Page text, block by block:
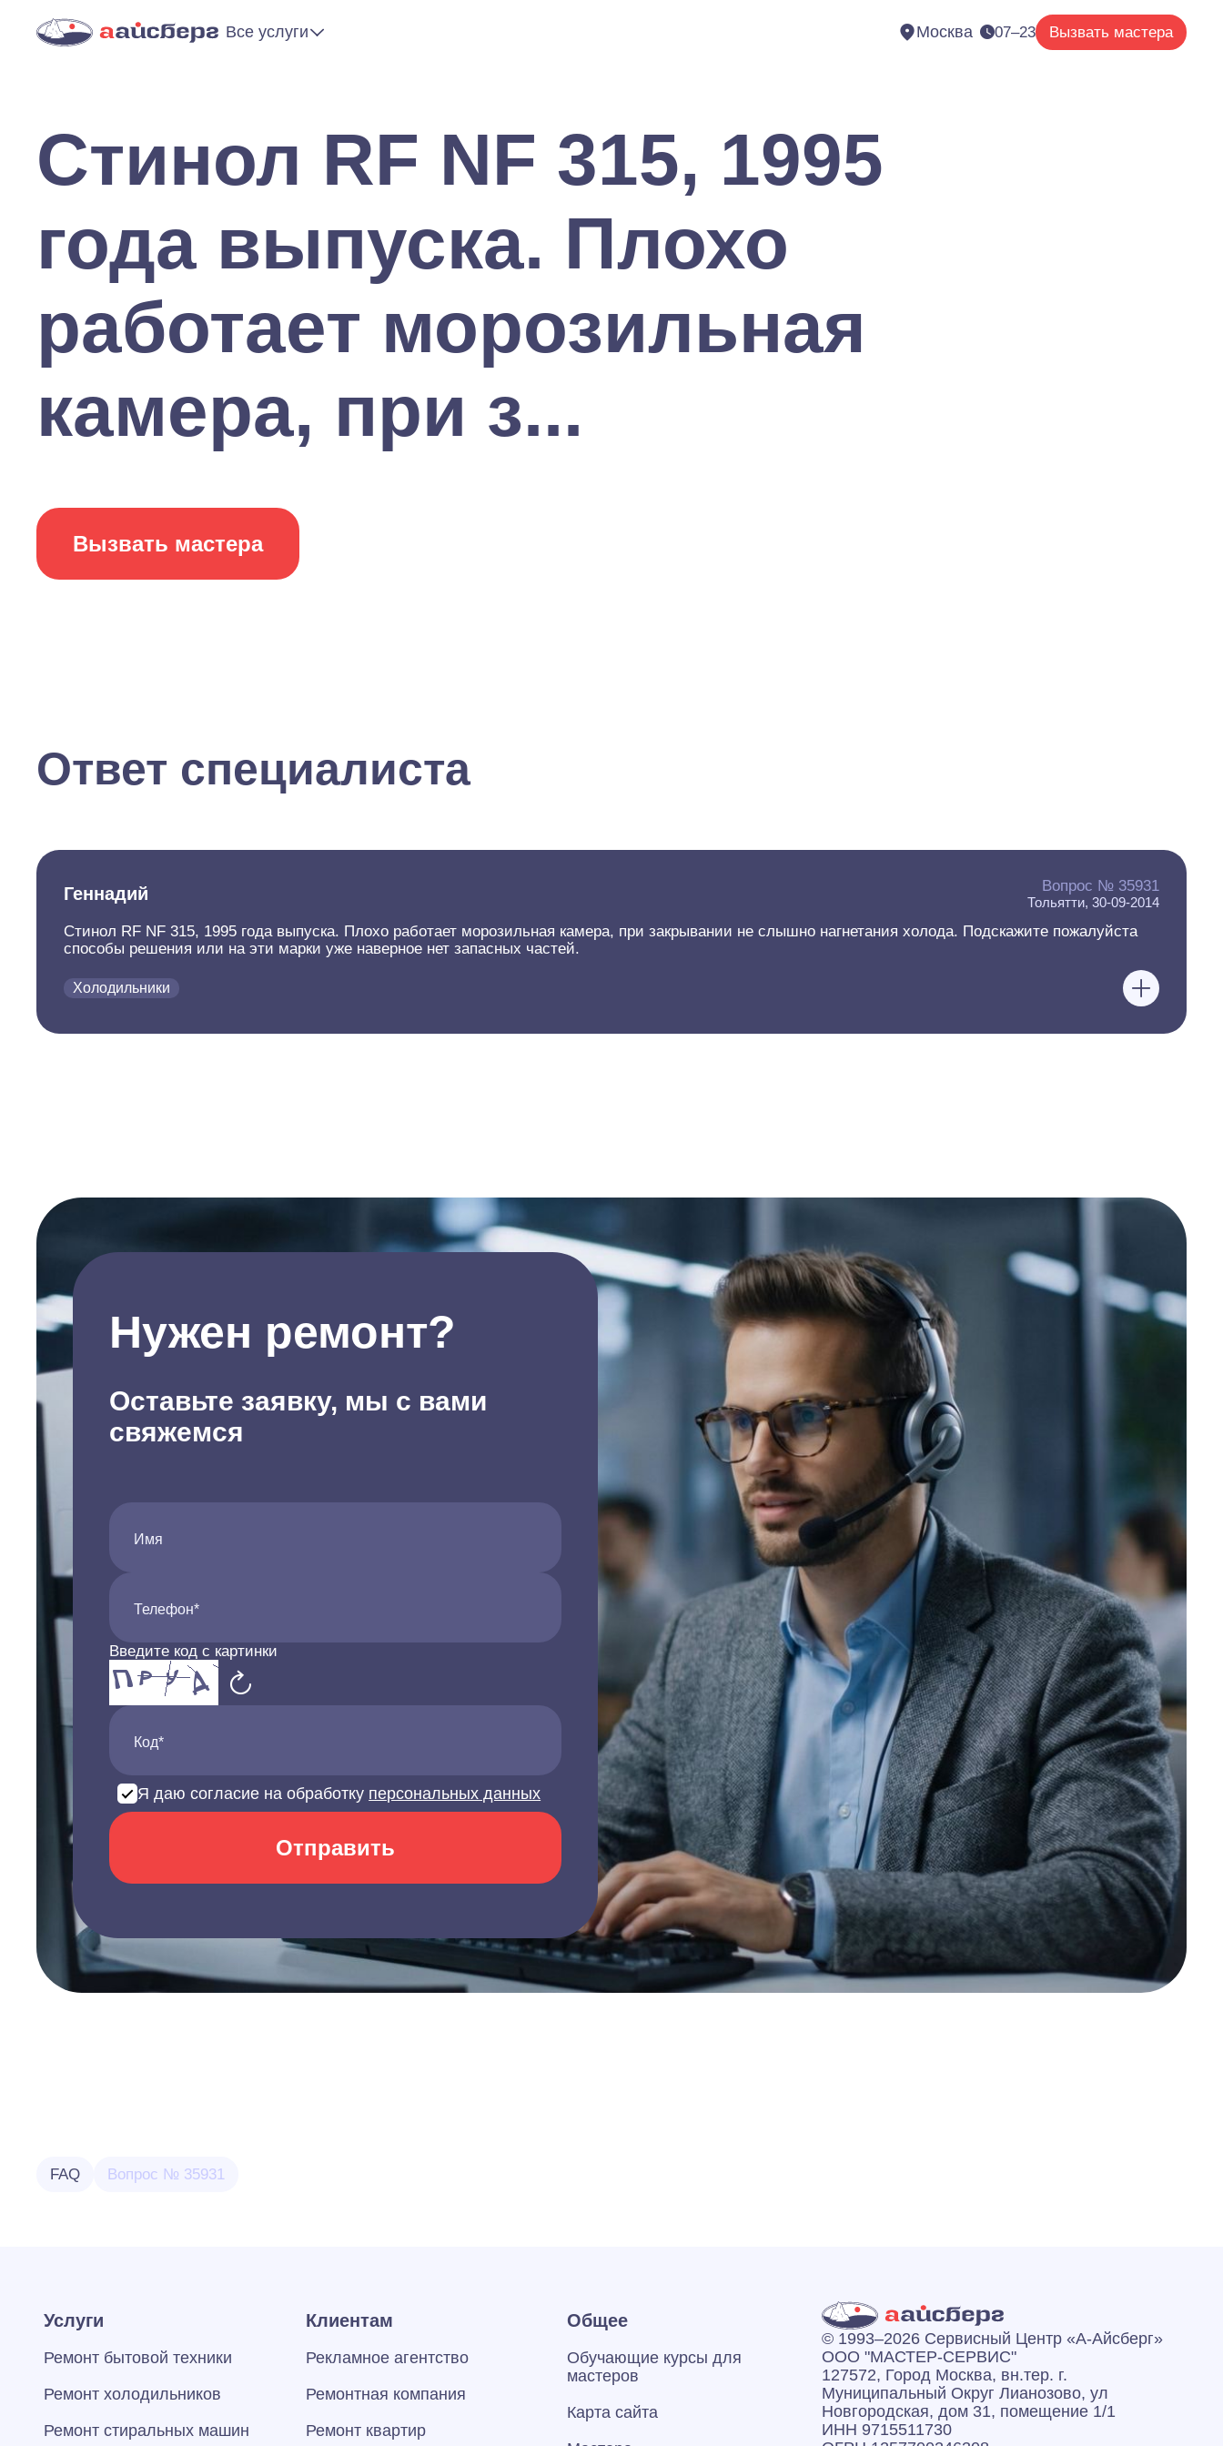
Все услуги Москва 07–23 Вызвать мастера
Стинол RF NF 315, 1995
года выпуска. Плохо
работает морозильная
камера, при з...
Вызвать мастера
Ответ специалиста
Геннадий Вопрос № 35931
Тольятти, 30-09-2014
Стинол RF NF 315, 1995 года выпуска. Плохо работает морозильная камера, при закрывании не слышно нагнетания холода. Подскажите пожалуйста
способы решения или на эти марки уже наверное нет запасных частей.
Холодильники
Нужен ремонт?
Оставьте заявку, мы с вами
свяжемся
Имя
Телефон*
Введите код с картинки
Код*
Я даю согласие на обработку персональных данных
Отправить
FAQ Вопрос № 35931
Услуги
Ремонт бытовой техники
Ремонт холодильников
Ремонт стиральных машин
Клиентам
Рекламное агентство
Ремонтная компания
Ремонт квартир
Общее
Обучающие курсы для
мастеров
Карта сайта
© 1993–2026 Сервисный Центр «А‑Айсберг»
ООО "МАСТЕР-СЕРВИС"
127572, Город Москва, вн.тер. г.
Муниципальный Округ Лианозово, ул
Новгородская, дом 31, помещение 1/1
ИНН 9715511730